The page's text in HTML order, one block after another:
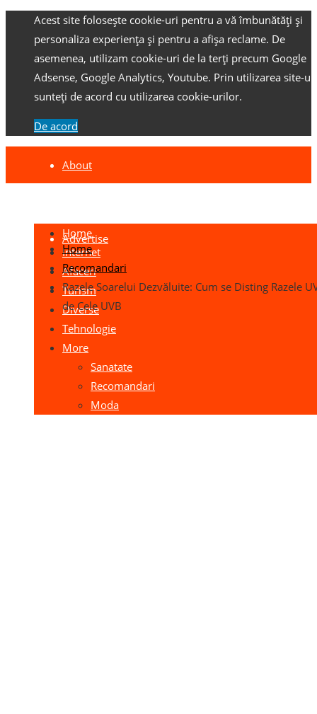
Acest site folosește cookie-uri pentru a vă îmbunătăți și
personaliza experiența și pentru a afișa reclame. De
asemenea, utilizam cookie-uri de la terți precum Google
Adsense, Google Analytics, Youtube. Prin utilizarea site-
sunteți de acord cu utilizarea cookie-urilor.
De acord
About
Advertise
Home
Internet
Afaceri
Turism
Diverse
Tehnologie
More
Sanatate
Recomandari
Moda
Home
Recomandari
Razele Soarelui Dezvăluite: Cum se Disting Razele
de Cele UVB